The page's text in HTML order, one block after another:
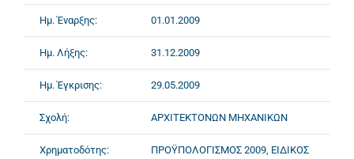
Ημ. Έναρξης: 01.01.2009
Ημ. Λήξης: 31.12.2009
Ημ. Έγκρισης: 29.05.2009
Σχολή: ΑΡΧΙΤΕΚΤΟΝΩΝ ΜΗΧΑΝΙΚΩΝ
Χρηματοδότης:
ΠΡΟΫΠΟΛΟΓΙΣΜΟΣ 2009, ΕΙΔΙΚΟΣ